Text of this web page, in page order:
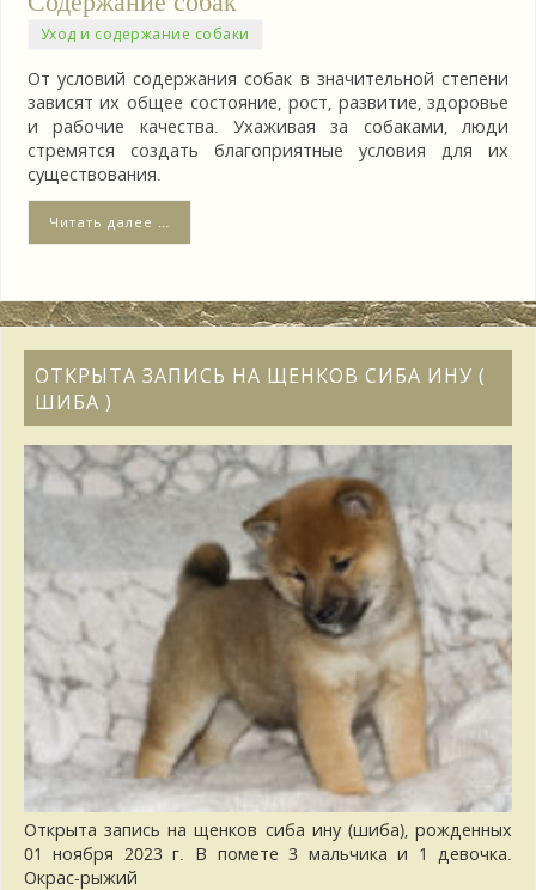
Уход и содержание собаки
От условий содержания собак в значительной степени
зависят их общее состояние, рост, развитие, здоровье
и рабочие качества. Ухаживая за собаками, люди
стремятся создать благоприятные условия для их
существования.
Читать далее …
ОТКРЫТА ЗАПИСЬ НА ЩЕНКОВ СИБА ИНУ (
ШИБА )
Открыта запись на щенков сиба ину (шиба), рожденных
01 ноября 2023 г. В помете 3 мальчика и 1 девочка.
Окрас-рыжий